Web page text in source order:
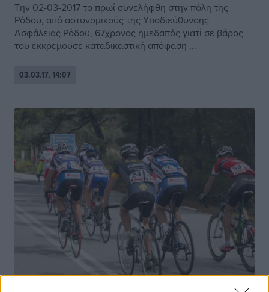
Την 02-03-2017 το πρωί συνελήφθη στην πόλη της
Ρόδου, από αστυνομικούς της Υποδιεύθυνσης
Ασφάλειας Ρόδου, 67χρονος ημεδαπός γιατί σε βάρος
του εκκρεμούσε καταδικαστική απόφαση ...
03.03.17, 14:07